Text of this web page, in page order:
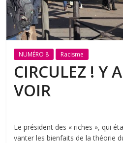
NUMÉRO 8 Racisme
CIRCULEZ ! Y
VOIR
Le président des « riches », qui
vanter les bienfaits de la théorie